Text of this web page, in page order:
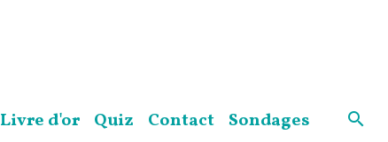
Livre d'or Quiz Contact Sondages